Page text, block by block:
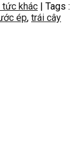
tức khác | Tags :
ép, trái cây